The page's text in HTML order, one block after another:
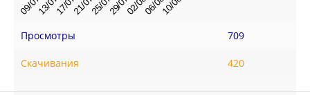
Просмотры 709
Скачивания 420